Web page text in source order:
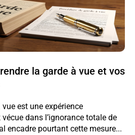
la garde à vue et vos
est une expérience
dans l’ignorance totale de
encadre pourtant cette mesure...